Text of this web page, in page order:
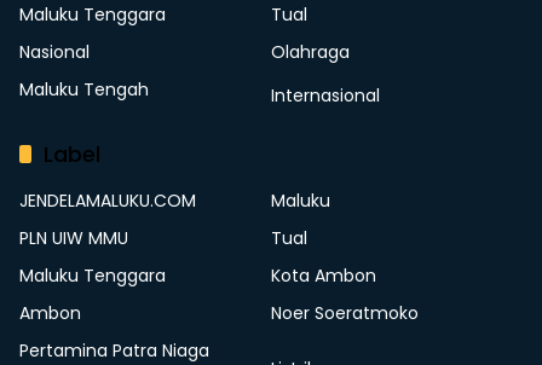
Maluku Tenggara
Tual
Nasional
Olahraga
Maluku Tengah
Internasional
Label
JENDELAMALUKU.COM
Maluku
PLN UIW MMU
Tual
Maluku Tenggara
Kota Ambon
Ambon
Noer Soeratmoko
Pertamina Patra Niaga